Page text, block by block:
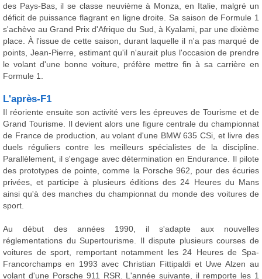
des Pays-Bas, il se classe neuvième à Monza, en Italie, malgré un
déficit de puissance flagrant en ligne droite. Sa saison de Formule 1
s'achève au Grand Prix d'Afrique du Sud, à Kyalami, par une dixième
place. À l'issue de cette saison, durant laquelle il n'a pas marqué de
points, Jean-Pierre, estimant qu'il n'aurait plus l'occasion de prendre
le volant d'une bonne voiture, préfère mettre fin à sa carrière en
Formule 1.
L'après-F1
Il réoriente ensuite son activité vers les épreuves de Tourisme et de
Grand Tourisme. Il devient alors une figure centrale du championnat
de France de production, au volant d'une BMW 635 CSi, et livre des
duels réguliers contre les meilleurs spécialistes de la discipline.
Parallèlement, il s'engage avec détermination en Endurance. Il pilote
des prototypes de pointe, comme la Porsche 962, pour des écuries
privées, et participe à plusieurs éditions des 24 Heures du Mans
ainsi qu'à des manches du championnat du monde des voitures de
sport.
Au début des années 1990, il s'adapte aux nouvelles
réglementations du Supertourisme. Il dispute plusieurs courses de
voitures de sport, remportant notamment les 24 Heures de Spa-
Francorchamps en 1993 avec Christian Fittipaldi et Uwe Alzen au
volant d'une Porsche 911 RSR. L'année suivante, il remporte les 1